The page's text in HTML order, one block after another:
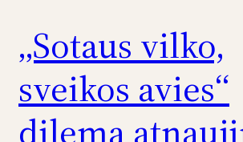
„Sotaus vilko,
sveikos avies“
dilema